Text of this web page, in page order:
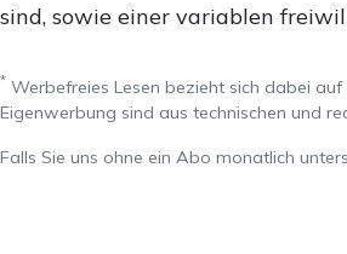
sind, sowie einer variablen
* Werbefreies Lesen bezieht sich dabei
Eigenwerbung sind aus technischen und
Falls Sie uns ohne ein Abo monatlich